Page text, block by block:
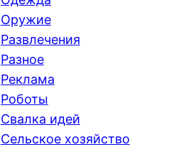
Оружие
Развлечения
Разное
Реклама
Роботы
Свалка идей
Сельское хозяйство